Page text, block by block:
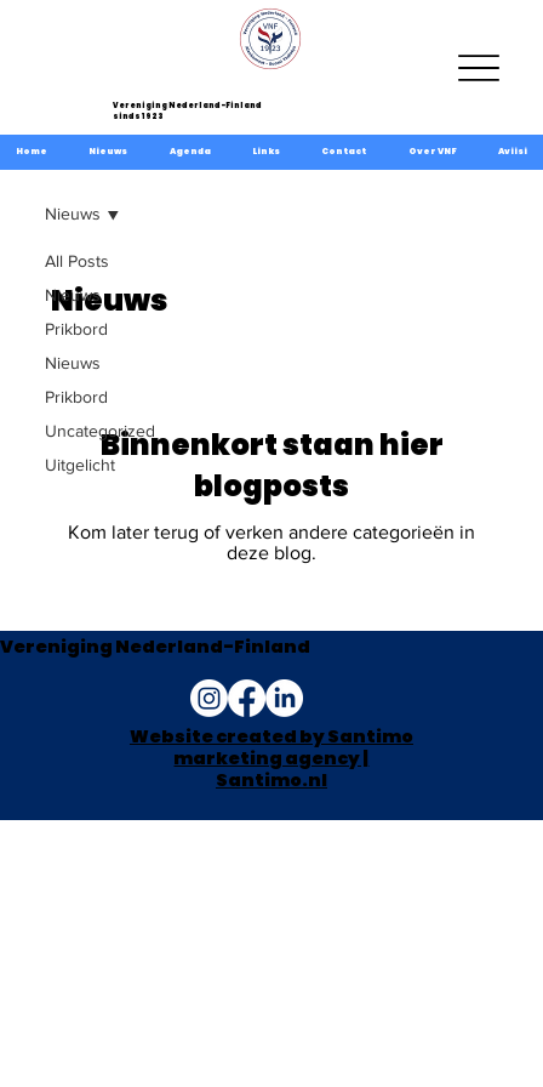
Vereniging Nederland-Finland
sinds 1923
All Posts
Nieuws
Prikbord
Nieuws
Prikbord
Uncategorized
Uitgelicht
Nieuws
Nieuws
Binnenkort staan hier
blogposts
Kom later terug of verken andere categorieën in
deze blog.
Home Nieuws Agenda Links Contact Over VNF Aviisi
Vereniging Nederland-Finland
Website created by Santimo
marketing agency |
Santimo.nl